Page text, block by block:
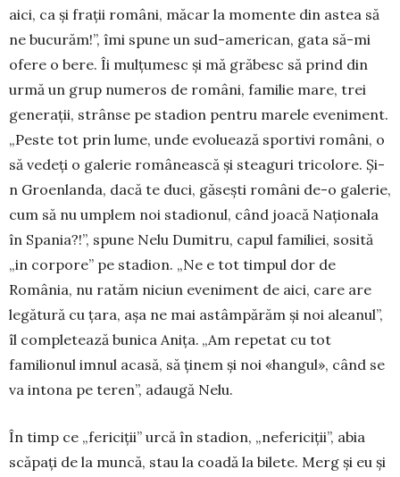
aici, ca și frații ro­mâni, măcar la momente din astea să
ne bucu­răm!”, îmi spune un sud-american, gata să-mi
ofere o bere. Îi mulțumesc și mă grăbesc să prind din
urmă un grup numeros de români, fa­milie mare, trei
generații, strânse pe stadion pentru marele eveniment.
„Peste tot prin lume, unde evo­luează sportivi români, o
să vedeți o galerie româ­nească și steaguri tricolore. Și-
n Groenlanda, dacă te duci, găsești români de-o galerie,
cum să nu umplem noi stadionul, când joacă Naționala
în Spania?!”, spune Nelu Dumitru, capul familiei, sosită
„in corpore” pe stadion. „Ne e tot timpul dor de
România, nu ratăm niciun eveniment de aici, care are
legătură cu țara, așa ne mai astâmpărăm și noi aleanul”,
îl completează bunica Anița. „Am re­petat cu tot
familionul imnul acasă, să ținem și noi «hangul», când se
va intona pe teren”, ada­ugă Nelu.
În timp ce „fericiții” urcă în stadion, „nefe­riciții”, abia
scăpați de la muncă, stau la coadă la bilete. Merg și eu și